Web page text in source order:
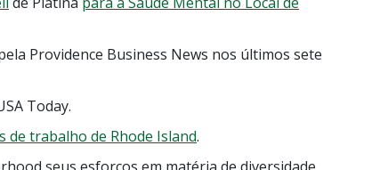
Providence Business News nos últimos sete
Today.
de trabalho de Rhode Island.